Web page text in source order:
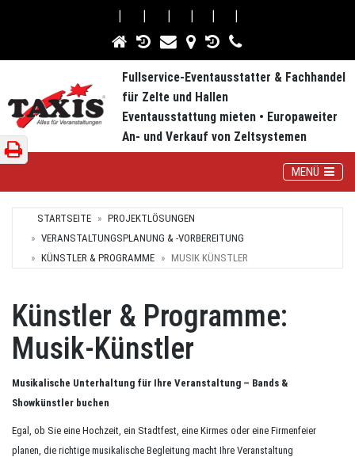
Fullservice-Eventausstatter & Fachhandel
für Zelte und Hallen
Eventausstattung mieten • Europaweiter
An- und Verkauf von Zeltsystemen
Toggle
MENÜ
STARTSEITE
PROJEKTLÖSUNGEN
VERANSTALTUNGSPLANUNG & -VORBEREITUNG
KÜNSTLER & PROGRAMME
MUSIK KÜNSTLER
Künstler & Programme:
Musik-Künstler
Musikalische Unterhaltung für Ihre Veranstaltung – Bands &
Showkünstler buchen
Egal, ob Sie eine Hochzeit, ein Stadtfest, eine Kirmes oder eine Firmenfeier
planen, die richtige musikalische Begleitung macht Ihre Veranstaltung